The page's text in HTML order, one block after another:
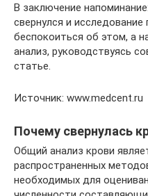
В заключение
свернулся и
беспокоиться об этом, а
анализ, руководствуясь
статье.
Источник: www.medcent.ru
Почему свернулась
Общий анализ крови
распространенных
необходимых для